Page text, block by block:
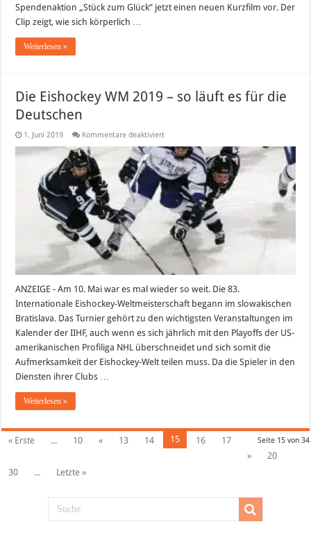
Spendenaktion „Stück zum Glück“ jetzt einen neuen Kurzfilm vor. Der
Clip zeigt, wie sich körperlich …
Weiterlesen »
Die Eishockey WM 2019 – so läuft es für die
Deutschen
1. Juni 2019 Kommentare deaktiviertfür
Eishockey
WM
2019
–
so
läuft
es
für
die
Deutschen
ANZEIGE - Am 10. Mai war es mal wieder so weit. Die 83.
Internationale Eishockey-Weltmeisterschaft begann im slowakischen
Bratislava. Das Turnier gehört zu den wichtigsten Veranstaltungen im
Kalender der IIHF, auch wenn es sich jährlich mit den Playoffs der US-
amerikanischen Profiliga NHL überschneidet und sich somit die
Aufmerksamkeit der Eishockey-Welt teilen muss. Da die Spieler in den
Diensten ihrer Clubs …
Weiterlesen »
Seite 15 von 34
« Erste ... 10 « 13 14 15 16
17
»
20
30
... Letzte »